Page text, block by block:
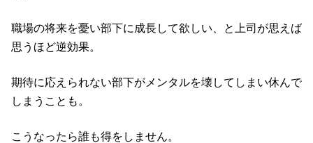
職場の将来を憂い部下に成長して欲しい、と上司が思えば
思うほど逆効果。
期待に応えられない部下がメンタルを壊してしまい休んで
しまうことも。
こうなったら誰も得をしません。